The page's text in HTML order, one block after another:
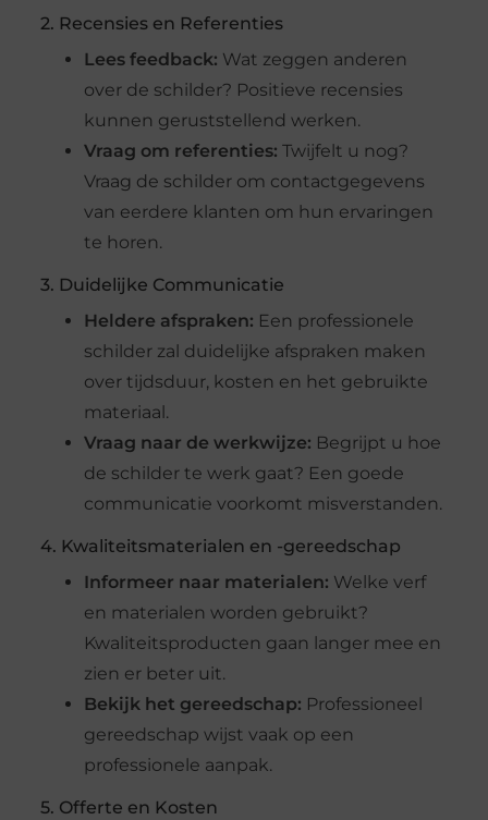
2. Recensies en Referenties
Lees feedback: Wat zeggen anderen
over de schilder? Positieve recensies
kunnen geruststellend werken.
Vraag om referenties: Twijfelt u nog?
Vraag de schilder om contactgegevens
van eerdere klanten om hun ervaringen
te horen.
3. Duidelijke Communicatie
Heldere afspraken: Een professionele
schilder zal duidelijke afspraken maken
over tijdsduur, kosten en het gebruikte
materiaal.
Vraag naar de werkwijze: Begrijpt u hoe
de schilder te werk gaat? Een goede
communicatie voorkomt misverstanden.
4. Kwaliteitsmaterialen en -gereedschap
Informeer naar materialen: Welke verf
en materialen worden gebruikt?
Kwaliteitsproducten gaan langer mee en
zien er beter uit.
Bekijk het gereedschap: Professioneel
gereedschap wijst vaak op een
professionele aanpak.
5. Offerte en Kosten